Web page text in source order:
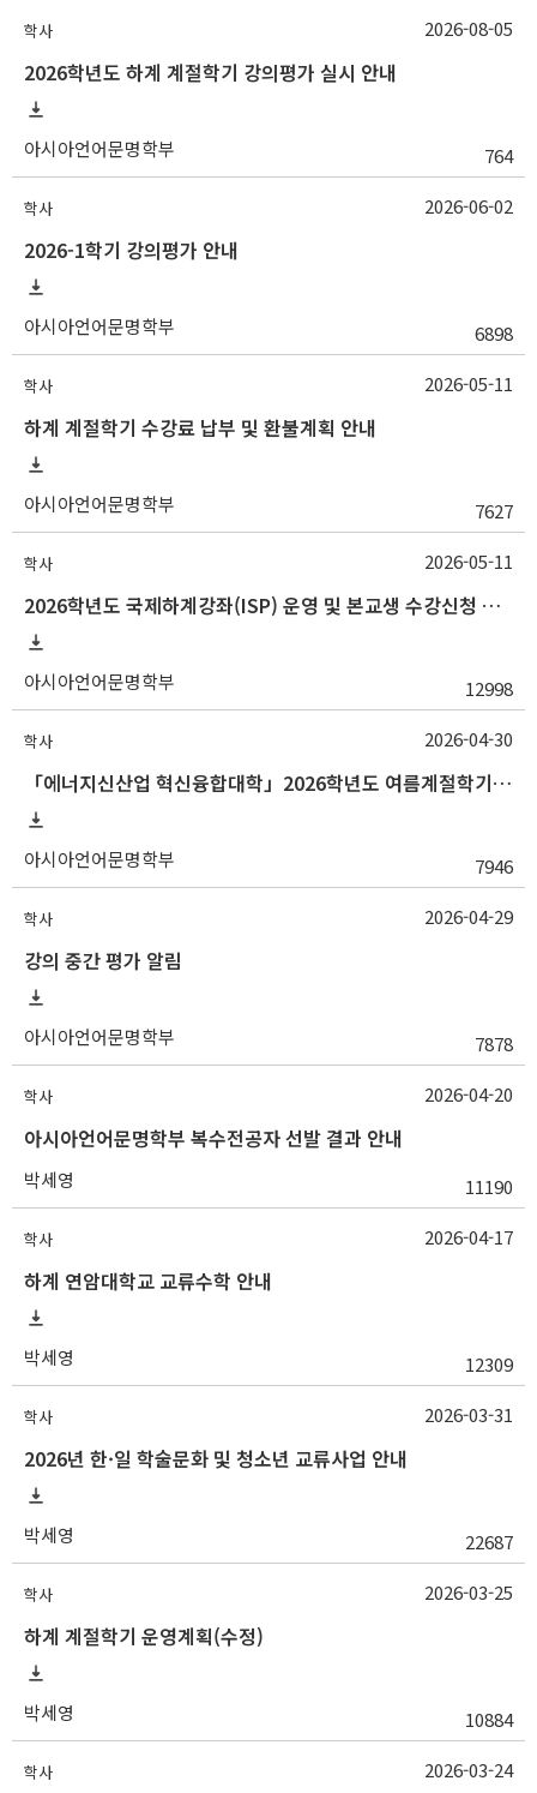
학사
2026학년도 하계 계절학기 강의평가 실시 안내
아시아언어문명학부 764
2026-08-05
학사
2026-1학기 강의평가 안내
아시아언어문명학부 6898
2026-06-02
학사
하계 계절학기 수강료 납부 및 환불계획 안내
아시아언어문명학부 7627
2026-05-11
학사
2026학년도 국제하계강좌(ISP) 운영 및 본교생 수강신청 안내사항
아시아언어문명학부 12998
2026-05-11
학사
「에너지신산업 혁신융합대학」2026학년도 여름계절학기 교류 수학 안내
아시아언어문명학부 7946
2026-04-30
학사
강의 중간 평가 알림
아시아언어문명학부 7878
2026-04-29
학사
아시아언어문명학부 복수전공자 선발 결과 안내
박세영 11190
2026-04-20
학사
하계 연암대학교 교류수학 안내
박세영 12309
2026-04-17
학사
2026년 한·일 학술문화 및 청소년 교류사업 안내
박세영 22687
2026-03-31
학사
하계 계절학기 운영계획(수정)
박세영 10884
2026-03-25
학사 2026-03-24